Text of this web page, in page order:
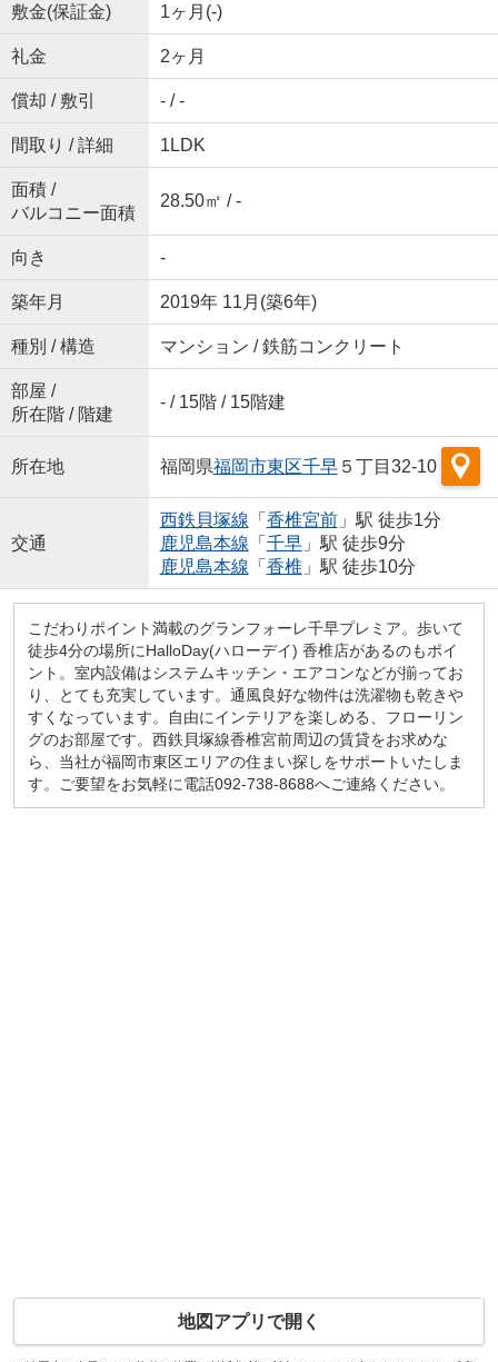
敷金(保証金) 1ヶ月(-)
礼金 2ヶ月
償却 / 敷引 - / -
間取り / 詳細 1LDK
面積 /
バルコニー面積
28.50㎡ / -
向き -
築年月 2019年 11月(築6年)
種別 / 構造 マンション / 鉄筋コンクリート
部屋 /
所在階 / 階建
- / 15階 / 15階建
所在地 福岡県福岡市東区千早５丁目32-10
交通
西鉄貝塚線 「 香椎宮前」駅 徒歩1分
鹿児島本線 「 千早」駅 徒歩9分
鹿児島本線 「 香椎 」駅 徒歩10分
こだわりポイント満載のグランフォーレ千早プレミア。歩いて
徒歩4分の場所にHalloDay(ハローデイ) 香椎店があるのもポイ
ント。室内設備はシステムキッチン・エアコンなどが揃ってお
り、とても充実しています。通風良好な物件は洗濯物も乾きや
すくなっています。自由にインテリアを楽しめる、フローリン
グのお部屋です。西鉄貝塚線香椎宮前周辺の賃貸をお求めな
ら、当社が福岡市東区エリアの住まい探しをサポートいたしま
す。ご要望をお気軽に電話092-738-8688へご連絡ください。
地図アプリで開く